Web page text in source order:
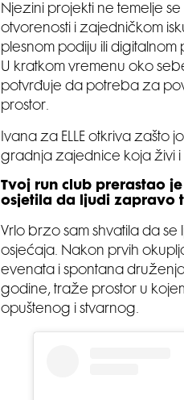
Njezini projekti ne temelje
otvorenosti i zajedničkom
plesnom podiju ili digitalnom
U kratkom vremenu oko
potvrđuje da potreba za
prostor.
Ivana za ELLE otkriva zašto
gradnja zajednice koja živi i
Tvoj run club prerastao
osjetila da ljudi zapravo
Vrlo brzo sam shvatila da
osjećaja. Nakon prvih
evenata i spontana
godine, traže prostor u
opuštenog i stvarnog.